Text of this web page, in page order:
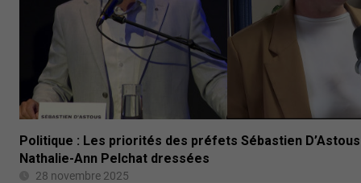
Politique : Les priorités des préfets Sébastien
Nathalie-Ann Pelchat dressées
28 novembre 2025